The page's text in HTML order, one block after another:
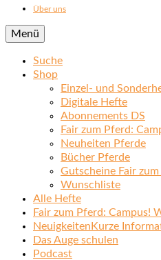
Über uns
Menü
Suche
Shop
Einzel- und
Digitale Hefte
Abonnements DS
Fair zum Pferd:
Neuheiten Pferde
Bücher Pferde
Gutscheine Fair zum
Wunschliste
Alle Hefte
Fair zum Pferd: Campus!
Neuigkeiten Kurze
Das Auge schulen
Podcast